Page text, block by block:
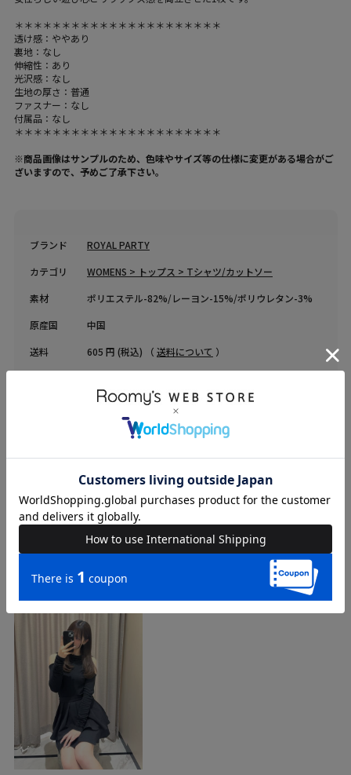
＊＊＊＊＊＊＊＊＊＊＊＊＊＊＊＊＊＊＊＊＊＊
透け感：ややあり
裏地：なし
伸縮性：あり
光沢感：なし
生地の厚さ：普通
ファスナー：なし
付属品：なし
＊＊＊＊＊＊＊＊＊＊＊＊＊＊＊＊＊＊＊＊＊＊
※商品画像はサンプルのため、色味やサイズ等の仕様に変更がある場合がご
ざいますので、予めご了承下さい。
ブランド
ROYAL PARTY
カテゴリ
WOMENS > トップス > Tシャツ/カットソー
素材
ポリエステル-82%/レーヨン-15%/ポリウレタン-3%
原産国
中国
送料
605 円 (税込) （ 送料について ）
オフショルフーディーカットトップス
74617024
Instagram Post